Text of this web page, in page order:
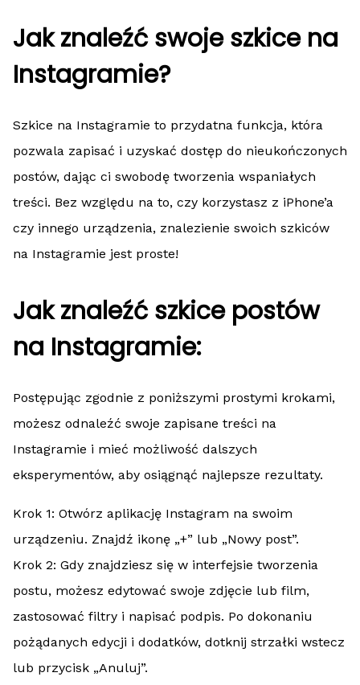
Jak znaleźć swoje szkice na
Instagramie?
Szkice na Instagramie to przydatna funkcja, która
pozwala zapisać i uzyskać dostęp do nieukończonych
postów, dając ci swobodę tworzenia wspaniałych
treści. Bez względu na to, czy korzystasz z iPhone’a
czy innego urządzenia, znalezienie swoich szkiców
na Instagramie jest proste!
Jak znaleźć szkice postów
na Instagramie:
Postępując zgodnie z poniższymi prostymi krokami,
możesz odnaleźć swoje zapisane treści na
Instagramie i mieć możliwość dalszych
eksperymentów, aby osiągnąć najlepsze rezultaty.
Krok 1: Otwórz aplikację Instagram na swoim
urządzeniu. Znajdź ikonę „+” lub „Nowy post”.
Krok 2: Gdy znajdziesz się w interfejsie tworzenia
postu, możesz edytować swoje zdjęcie lub film,
zastosować filtry i napisać podpis. Po dokonaniu
pożądanych edycji i dodatków, dotknij strzałki wstecz
lub przycisk „Anuluj”.